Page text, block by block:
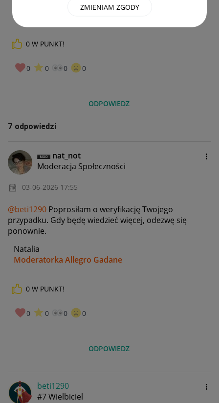
ZMIENIAM ZGODY
0 W PUNKT!
0 0 0 0
ODPOWIEDZ
7 odpowiedzi
nat_not
Moderacja Społeczności
‎03-06-2026 17:55
@beti1290 Poprosiłam o weryfikację Twojego
przypadku. Gdy będę wiedzieć więcej, odezwę się
ponownie.
Natalia
Moderatorka Allegro Gadane
0 W PUNKT!
0 0 0 0
ODPOWIEDZ
beti1290
#7 Wielbiciel